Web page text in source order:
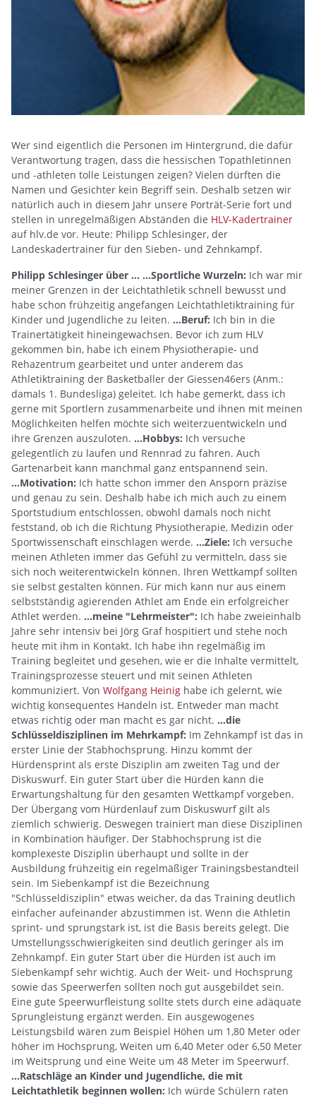
Wer sind eigentlich die Personen im Hintergrund, die dafür
Verantwortung tragen, dass die hessischen Topathletinnen
und -athleten tolle Leistungen zeigen? Vielen dürften die
Namen und Gesichter kein Begriff sein. Deshalb setzen wir
natürlich auch in diesem Jahr unsere Porträt-Serie fort und
stellen in unregelmäßigen Abständen die HLV-Kadertrainer
auf hlv.de vor. Heute: Philipp Schlesinger, der
Landeskadertrainer für den Sieben- und Zehnkampf.
Philipp Schlesinger über … ...Sportliche Wurzeln: Ich war mir
meiner Grenzen in der Leichtathletik schnell bewusst und
habe schon frühzeitig angefangen Leichtathletiktraining für
Kinder und Jugendliche zu leiten. ...Beruf: Ich bin in die
Trainertätigkeit hineingewachsen. Bevor ich zum HLV
gekommen bin, habe ich einem Physiotherapie- und
Rehazentrum gearbeitet und unter anderem das
Athletiktraining der Basketballer der Giessen46ers (Anm.:
damals 1. Bundesliga) geleitet. Ich habe gemerkt, dass ich
gerne mit Sportlern zusammenarbeite und ihnen mit meinen
Möglichkeiten helfen möchte sich weiterzuentwickeln und
ihre Grenzen auszuloten. ...Hobbys: Ich versuche
gelegentlich zu laufen und Rennrad zu fahren. Auch
Gartenarbeit kann manchmal ganz entspannend sein.
...Motivation: Ich hatte schon immer den Ansporn präzise
und genau zu sein. Deshalb habe ich mich auch zu einem
Sportstudium entschlossen, obwohl damals noch nicht
feststand, ob ich die Richtung Physiotherapie, Medizin oder
Sportwissenschaft einschlagen werde. ...Ziele: Ich versuche
meinen Athleten immer das Gefühl zu vermitteln, dass sie
sich noch weiterentwickeln können. Ihren Wettkampf sollten
sie selbst gestalten können. Für mich kann nur aus einem
selbstständig agierenden Athlet am Ende ein erfolgreicher
Athlet werden. …meine "Lehrmeister": Ich habe zweieinhalb
Jahre sehr intensiv bei Jörg Graf hospitiert und stehe noch
heute mit ihm in Kontakt. Ich habe ihn regelmäßig im
Training begleitet und gesehen, wie er die Inhalte vermittelt,
Trainingsprozesse steuert und mit seinen Athleten
kommuniziert. Von Wolfgang Heinig habe ich gelernt, wie
wichtig konsequentes Handeln ist. Entweder man macht
etwas richtig oder man macht es gar nicht. ...die
Schlüsseldisziplinen im Mehrkampf: Im Zehnkampf ist das in
erster Linie der Stabhochsprung. Hinzu kommt der
Hürdensprint als erste Disziplin am zweiten Tag und der
Diskuswurf. Ein guter Start über die Hürden kann die
Erwartungshaltung für den gesamten Wettkampf vorgeben.
Der Übergang vom Hürdenlauf zum Diskuswurf gilt als
ziemlich schwierig. Deswegen trainiert man diese Disziplinen
in Kombination häufiger. Der Stabhochsprung ist die
komplexeste Disziplin überhaupt und sollte in der
Ausbildung frühzeitig ein regelmäßiger Trainingsbestandteil
sein. Im Siebenkampf ist die Bezeichnung
"Schlüsseldisziplin" etwas weicher, da das Training deutlich
einfacher aufeinander abzustimmen ist. Wenn die Athletin
sprint- und sprungstark ist, ist die Basis bereits gelegt. Die
Umstellungsschwierigkeiten sind deutlich geringer als im
Zehnkampf. Ein guter Start über die Hürden ist auch im
Siebenkampf sehr wichtig. Auch der Weit- und Hochsprung
sowie das Speerwerfen sollten noch gut ausgebildet sein.
Eine gute Speerwurfleistung sollte stets durch eine adäquate
Sprungleistung ergänzt werden. Ein ausgewogenes
Leistungsbild wären zum Beispiel Höhen um 1,80 Meter oder
höher im Hochsprung, Weiten um 6,40 Meter oder 6,50 Meter
im Weitsprung und eine Weite um 48 Meter im Speerwurf.
...Ratschläge an Kinder und Jugendliche, die mit
Leichtathletik beginnen wollen: Ich würde Schülern raten